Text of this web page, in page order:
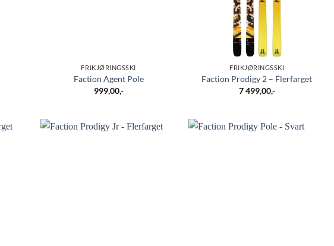
FRIKJØRINGSSKI
Faction Agent Pole
999,00,-
FRIKJØRINGSSKI
Faction Prodigy 2 – Flerfarget
7 499,00,-